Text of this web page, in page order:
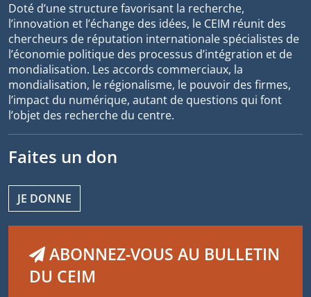
Doté d’une structure favorisant la recherche,
l’innovation et l’échange des idées, le CEIM réunit des
chercheurs de réputation internationale spécialistes de
l’économie politique des processus d’intégration et de
mondialisation. Les accords commerciaux, la
mondialisation, le régionalisme, le pouvoir des firmes,
l’impact du numérique, autant de questions qui font
l’objet des recherche du centre.
Faites un don
JE DONNE
ABONNEZ-VOUS AU BULLETIN
DU CEIM